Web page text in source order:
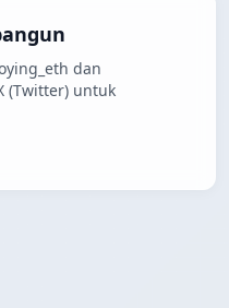
dan
(Twitter) untuk